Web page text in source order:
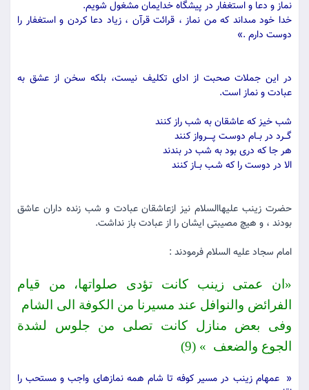
نماز و دعا و استغفار در پیشگاه خدایمان مشغول شویم.
خدا خود مى‏داند كه من نماز ، قرائت قرآن ، زیاد دعا كردن و استغفار را
دوست دارم .»
در این جملات صحبت از اداى تكلیف نیست، بلكه سخن از عشق به
عبادت و نماز است.
شب خیز كه عاشقان به شب راز كنند
گــرد در بــام دوسـت پــــرواز كنند
هر جا كه درى بود به شب در بندند
الا در دوست را كه شـب بــاز كنند
حضرت زینب علیهاالسلام نیز ازعاشقان عبادت و شب زنده داران عاشق
بودند ، و هیچ مصیبتى ایشان را از عبادت باز نداشت.
امام سجاد علیه السلام فرمودند :
«ان عمتى زینب كانت تؤدى صلواتها، من قیام
الفرائض والنوافل عند مسیرنا من الكوفة الى الشام
وفى بعض منازل كانت تصلى من جلوس لشدة
الجوع والضعف » (9)
« عمه‏ام زینب در مسیر كوفه تا شام همه نمازهاى واجب و مستحب را